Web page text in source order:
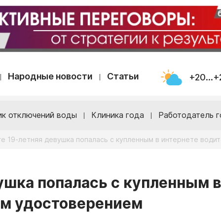
Народные новости Статьи
отключений воды Клиника года Работодатель
19-летняя девушка попалась с купленным в интернете
попалась с купленным в
удостоверением